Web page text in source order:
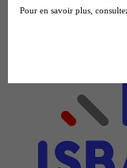
Pour en savoir plus,